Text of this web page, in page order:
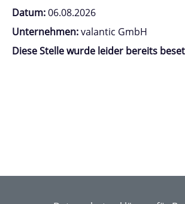
Datum:06.08.2026
Unternehmen:valantic GmbH
Diese Stelle wurde leider bereits